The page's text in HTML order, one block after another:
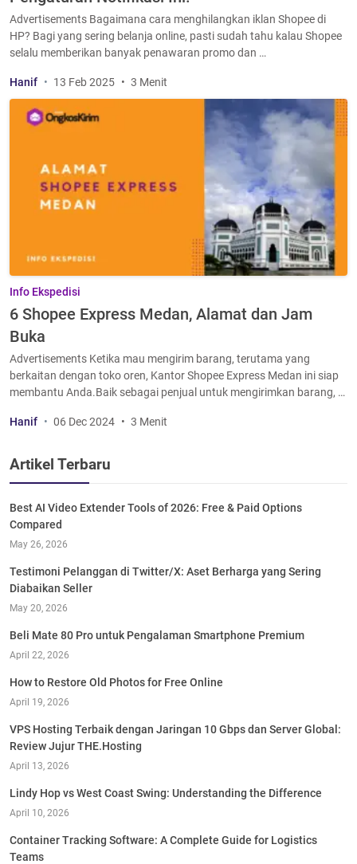
Advertisements Bagaimana cara menghilangkan iklan Shopee di
HP? Bagi yang sering belanja online, pasti sudah tahu kalau Shopee
selalu memberikan banyak penawaran promo dan …
Hanif 13 Feb 2025 3 Menit
Info Ekspedisi
6 Shopee Express Medan, Alamat dan Jam
Buka
Advertisements Ketika mau mengirim barang, terutama yang
berkaitan dengan toko oren, Kantor Shopee Express Medan ini siap
membantu Anda.Baik sebagai penjual untuk mengirimkan barang, …
Hanif 06 Dec 2024 3 Menit
Artikel Terbaru
Best AI Video Extender Tools of 2026: Free & Paid Options
Compared
May 26, 2026
Testimoni Pelanggan di Twitter/X: Aset Berharga yang Sering
Diabaikan Seller
May 20, 2026
Beli Mate 80 Pro untuk Pengalaman Smartphone Premium
April 22, 2026
How to Restore Old Photos for Free Online
April 19, 2026
VPS Hosting Terbaik dengan Jaringan 10 Gbps dan Server Global:
Review Jujur THE.Hosting
April 13, 2026
Lindy Hop vs West Coast Swing: Understanding the Difference
April 10, 2026
Container Tracking Software: A Complete Guide for Logistics
Teams